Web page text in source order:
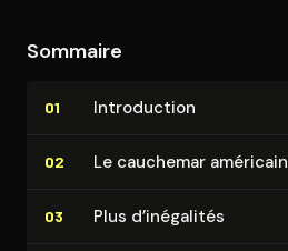
Sommaire
01 In­tro­duc­tion
02 Le cauchemar américain
03 Plus d’inégalités